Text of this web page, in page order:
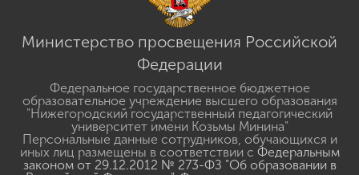
Министерство просвещения Российской
Федерации
Федеральное государственное бюджетное
образовательное учреждение высшего образования
"Нижегородский государственный педагогический
университет имени Козьмы Минина"
Персональные данные сотрудников, обучающихся и
иных лиц размещены в соответствии с Федеральным
законом от 29.12.2012 № 273-ФЗ "Об образовании в